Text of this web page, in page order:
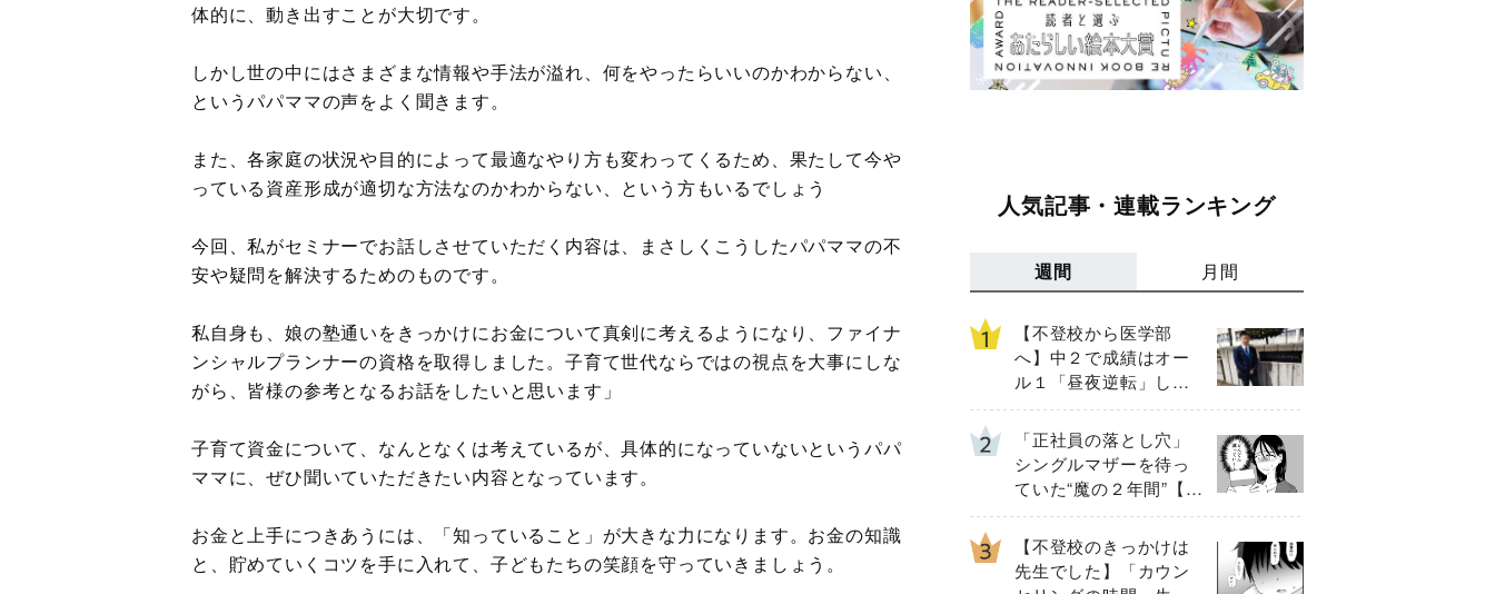
体的に、動き出すことが大切です。
しかし世の中にはさまざまな情報や手法が溢れ、何をやったらいいのかわからない、
というパパママの声をよく聞きます。
また、各家庭の状況や目的によって最適なやり方も変わってくるため、果たして今や
っている資産形成が適切な方法なのかわからない、という方もいるでしょう
今回、私がセミナーでお話しさせていただく内容は、まさしくこうしたパパママの不
安や疑問を解決するためのものです。
私自身も、娘の塾通いをきっかけにお金について真剣に考えるようになり、ファイナ
ンシャルプランナーの資格を取得しました。子育て世代ならではの視点を大事にしな
がら、皆様の参考となるお話をしたいと思います」
子育て資金について、なんとなくは考えているが、具体的になっていないというパパ
ママに、ぜひ聞いていただきたい内容となっています。
お金と上手につきあうには、「知っていること」が大きな力になります。お金の知識
と、貯めていくコツを手に入れて、子どもたちの笑顔を守っていきましょう。
人気記事・連載ランキング
週間 月間
【不登校から医学部
へ】中２で成績はオー
ル１「昼夜逆転」した
わが子を”夜遊び”に連れ
出した母の気づき
「正社員の落とし穴」
シングルマザーを待っ
ていた“魔の２年間”【後
編】
【不登校のきっかけは
先生でした】「カウン